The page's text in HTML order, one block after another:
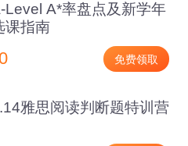
Level A*率盘点及新学年
课指南
免费领取
雅思阅读判断题特训营